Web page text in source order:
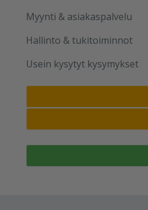
Myynti & asiakaspalvelu
Hallinto & tukitoiminnot
Usein kysytyt kysymykset